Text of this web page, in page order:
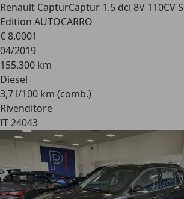
Renault CapturCaptur 1.5 dci 8V 110CV
Edition AUTOCARRO
€ 8.0001
04/2019
155.300 km
Diesel
3,7 l/100 km (comb.)
Rivenditore
IT 24043